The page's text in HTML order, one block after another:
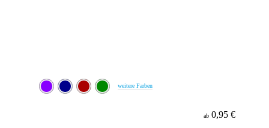
weitere Farben
ab 0,95 €